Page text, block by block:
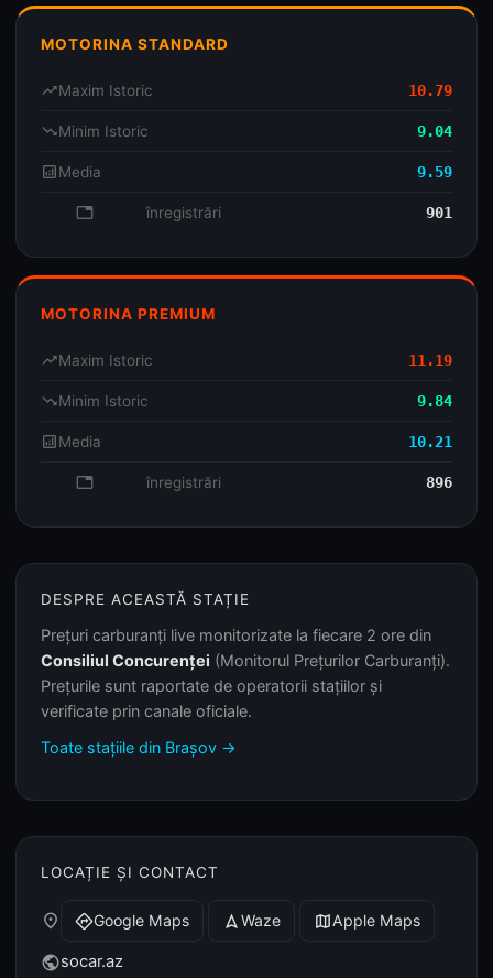
MOTORINA STANDARD
trending_upMaxim Istoric 10.79
trending_downMinim Istoric 9.04
analyticsMedia 9.59
database înregistrări 901
MOTORINA PREMIUM
trending_upMaxim Istoric 11.19
trending_downMinim Istoric 9.84
analyticsMedia 10.21
database înregistrări 896
DESPRE ACEASTĂ STAȚIE
Prețuri carburanți live monitorizate la fiecare 2 ore din
Consiliul Concurenței (Monitorul Prețurilor Carburanți).
Prețurile sunt raportate de operatorii stațiilor și
verificate prin canale oficiale.
Toate stațiile din Brașov →
LOCAȚIE ȘI CONTACT
place directionsGoogle Maps navigation Waze mapApple Maps
publicsocar.az